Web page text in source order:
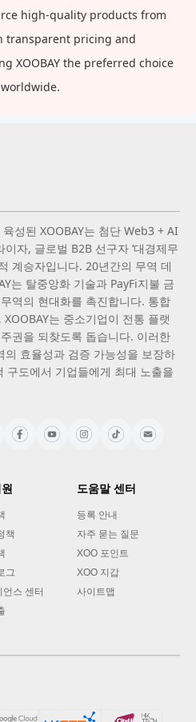
high-quality products from
transparent pricing and
XOOBAY the preferred choice
성된 XOOBAY는 첨단 Web3 + AI
자, 글로벌 B2B 선구자 ‘대경제무
계승자입니다. 20년간의 무역 데
는 탈중앙화 기술과 PayFi지불 금
역의 현대화를 촉진합니다. 통합
는 중소기업이 전통 플랫
권을 되찾도록 돕습니다. 이러한
의 효율성과 검증 가능성을 보장하
구도에서 기업들에게 최대 노출을
책
그
언스 센터
도움말 센터
등록 안내
자주 묻는 질문
XOO 포인트
XOO 지갑
사이트맵